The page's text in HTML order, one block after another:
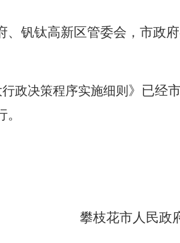
、钒钛高新区管委会 ，市政
政决策程序实施细则 》已经
攀枝花市人民政